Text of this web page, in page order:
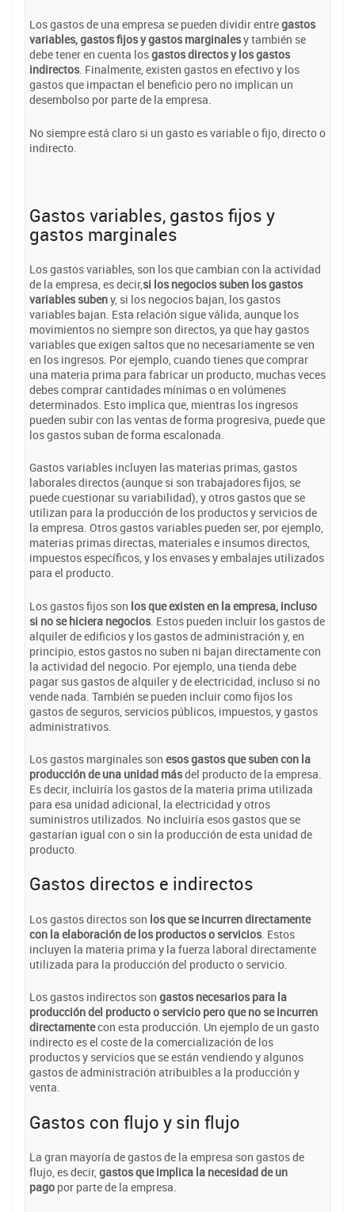
Los gastos de una empresa se pueden dividir entregastos
variables, gastos fijos y gastos marginalesy también se
debe tener en cuenta losgastos directos y los gastos
indirectos. Finalmente, existen gastos en efectivo y los
gastos que impactan el beneficio pero no implican un
desembolso por parte de la empresa.
No siempre está claro si un gasto es variable o fijo, directo o
indirecto.
Gastos variables, gastos fijos y
gastos marginales
Los gastos variables, son los que cambian con la actividad
de la empresa, es decir,si los negocios suben los gastos
variables subeny, si los negocios bajan, los gastos
variables bajan. Esta relación sigue válida, aunque los
movimientos no siempre son directos, ya que hay gastos
variables que exigen saltos que no necesariamente se ven
en los ingresos. Por ejemplo, cuando tienes que comprar
una materia prima para fabricar un producto, muchas veces
debes comprar cantidades mínimas o en volúmenes
determinados. Esto implica que, mientras los ingresos
pueden subir con las ventas de forma progresiva, puede que
los gastos suban de forma escalonada.
Gastos variables incluyen las materias primas, gastos
laborales directos (aunque si son trabajadores fijos, se
puede cuestionar su variabilidad), y otros gastos que se
utilizan para la producción de los productos y servicios de
la empresa. Otros gastos variables pueden ser, por ejemplo,
materias primas directas, materiales e insumos directos,
impuestos específicos, y los envases y embalajes utilizados
para el producto.
Los gastos fijos son los que existen en la empresa, incluso
si no se hiciera negocios . Estos pueden incluir los gastos de
alquiler de edificios y los gastos de administración y, en
principio, estos gastos no suben ni bajan directamente con
la actividad del negocio. Por ejemplo, una tienda debe
pagar sus gastos de alquiler y de electricidad, incluso si no
vende nada. También se pueden incluir como fijos los
gastos de seguros, servicios públicos, impuestos, y gastos
administrativos.
Los gastos marginales son esos gastos que suben con la
producción de una unidad másdel producto de la empresa.
Es decir, incluiría los gastos de la materia prima utilizada
para esa unidad adicional, la electricidad y otros
suministros utilizados. No incluiría esos gastos que se
gastarían igual con o sin la producción de esta unidad de
producto.
Gastos directos e indirectos
Los gastos directos son los que se incurren directamente
con la elaboración de los productos o servicios. Estos
incluyen la materia prima y la fuerza laboral directamente
utilizada para la producción del producto o servicio.
Los gastos indirectos son gastos necesarios para la
producción del producto o servicio pero que no se incurren
directamentecon esta producción. Un ejemplo de un gasto
indirecto es el coste de la comercialización de los
productos y servicios que se están vendiendo y algunos
gastos de administración atribuibles a la producción y
venta.
Gastos con flujo y sin flujo
La gran mayoría de gastos de la empresa son gastos de
flujo, es decir,gastos que implica la necesidad de un
pago por parte de la empresa.